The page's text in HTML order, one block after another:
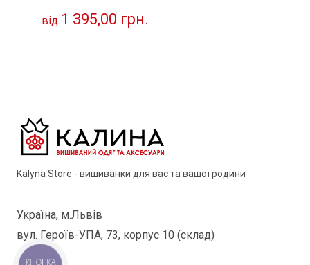
від 1 395,00 грн.
Kalyna Store - вишиванки для вас та вашої родини
Україна, м.Львів
вул. Героїв-УПА, 73, корпус 10 (склад)
КНОПКА